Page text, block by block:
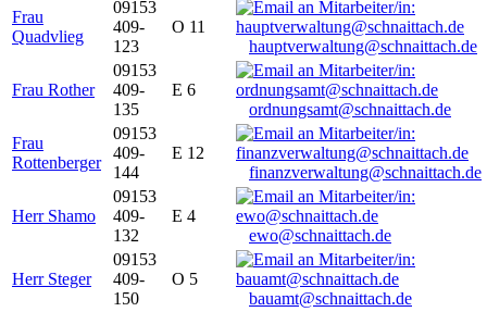
Frau
Quadvlieg
09153
409-
123
O 11
hauptverwaltung@schnaittach.de
Frau Rother
09153
409-
135
E 6
ordnungsamt@schnaittach.de
Frau
Rottenberger
09153
409-
144
E 12
finanzverwaltung@schnaittach.de
Herr Shamo
09153
409-
132
E 4
ewo@schnaittach.de
Herr Steger
09153
409-
150
O 5
bauamt@schnaittach.de